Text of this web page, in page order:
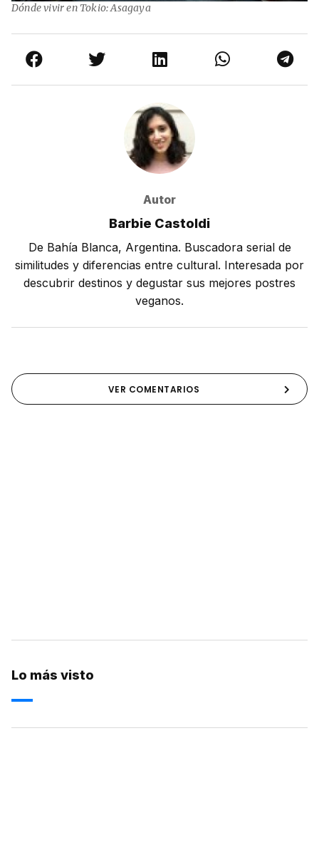
Dónde vivir en Tokio: Asagaya
Autor
Barbie Castoldi
De Bahía Blanca, Argentina. Buscadora serial de
similitudes y diferencias entre cultural. Interesada por
descubrir destinos y degustar sus mejores postres
veganos.
VER COMENTARIOS
Lo más visto